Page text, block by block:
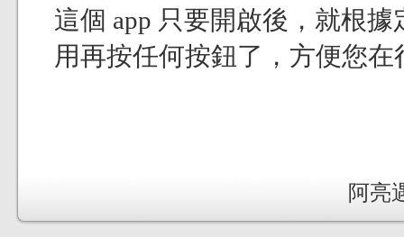
這個 app 只要開啟後，就根
用再按任何按鈕了，方便您
阿亮